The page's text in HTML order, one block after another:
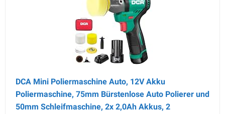
DCA Mini Poliermaschine Auto, 12V Akku
Poliermaschine, 75mm Bürstenlose Auto Polierer und
50mm Schleifmaschine, 2x 2,0Ah Akkus, 2